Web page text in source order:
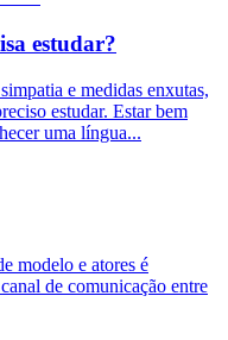
estudar?
e medidas enxutas,
estudar. Estar bem
uma língua...
modelo e atores é
de comunicação entre